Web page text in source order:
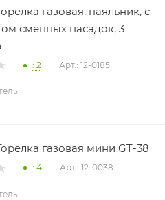
газовая, паяльник, с
сменных насадок, 3
: 2 Арт.: 12-0185
газовая мини GT-38
: 4 Арт.: 12-0038